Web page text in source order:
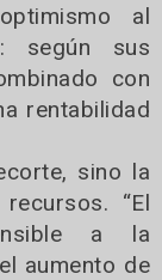
al
según sus
con
rentabilidad
sino la
“El
a la
aumento de